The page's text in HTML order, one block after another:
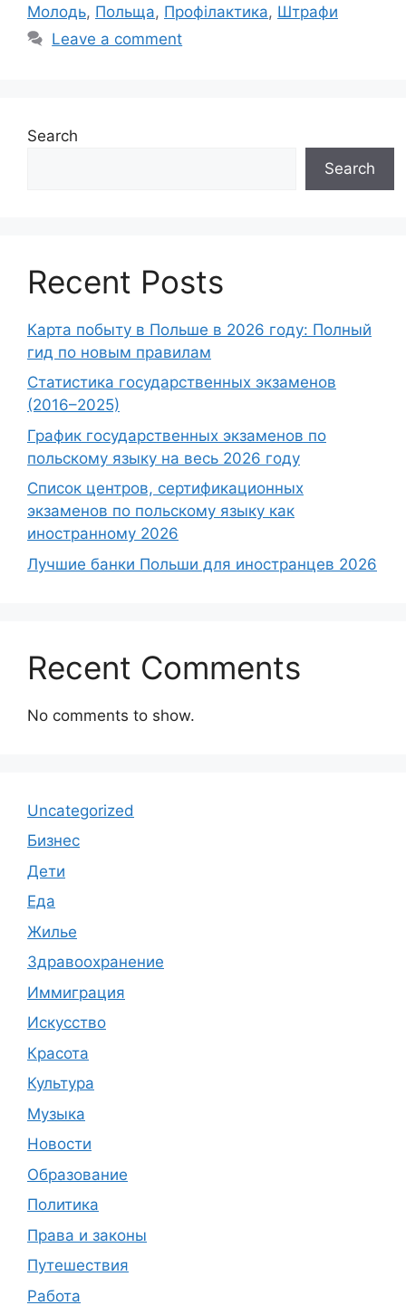
Молодь, Польща, Профілактика, Штрафи
Leave a comment
Search
Search
Recent Posts
Карта побыту в Польше в 2026 году: Полный
гид по новым правилам
Статистика государственных экзаменов
(2016–2025)
График государственных экзаменов по
польскому языку на весь 2026 году
Список центров, сертификационных
экзаменов по польскому языку как
иностранному 2026
Лучшие банки Польши для иностранцев 2026
Recent Comments
No comments to show.
Uncategorized
Бизнес
Дети
Еда
Жилье
Здравоохранение
Иммиграция
Искусство
Красота
Культура
Музыка
Новости
Образование
Политика
Права и законы
Путешествия
Работа